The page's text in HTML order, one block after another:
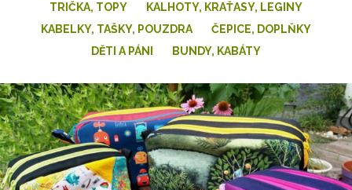
TRIČKA, TOPY
KALHOTY, KRAŤASY, LEGINY
KABELKY, TAŠKY, POUZDRA
ČEPICE, DOPLŇKY
DĚTI A PÁNI
BUNDY, KABÁTY